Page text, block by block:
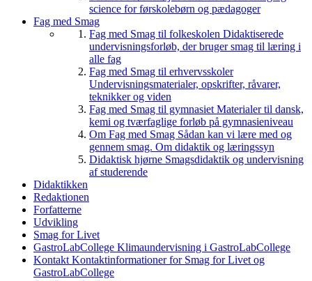
science for førskolebørn og pædagoger
Fag med Smag
Fag med Smag til folkeskolen Didaktiserede
undervisningsforløb, der bruger smag til læring i
alle fag
Fag med Smag til erhvervsskoler
Undervisningsmaterialer, opskrifter, råvarer,
teknikker og viden
Fag med Smag til gymnasiet Materialer til dansk,
kemi og tværfaglige forløb på gymnasieniveau
Om Fag med Smag Sådan kan vi lære med og
gennem smag. Om didaktik og læringssyn
Didaktisk hjørne Smagsdidaktik og undervisning
af studerende
Didaktikken
Redaktionen
Forfatterne
Udvikling
Smag for Livet
GastroLabCollege Klimaundervisning i GastroLabCollege
Kontakt Kontaktinformationer for Smag for Livet og
GastroLabCollege